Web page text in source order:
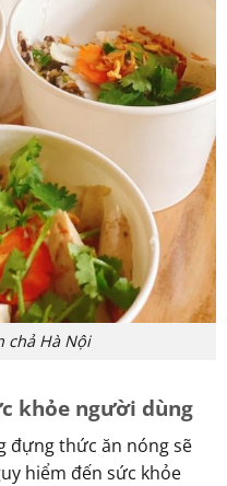
chả Hà Nội
khỏe người dùng
đựng thức ăn nóng sẽ
hiểm đến sức khỏe